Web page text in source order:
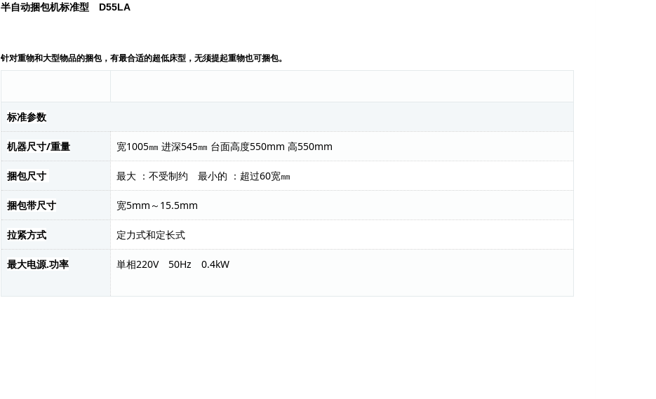
半自动捆包机标准型 D55LA
针对重物和大型物品的捆包，有最合适的超低床型，无须提起重物也可捆包。
标准参数
机器尺寸/重量 宽1005㎜ 进深545㎜ 台面高度550mm 高550mm
捆包尺寸 最大 ：不受制约 最小的 ：超过60宽㎜
捆包带尺寸 宽5mm～15.5mm
拉紧方式 定力式和定长式
最大电源.功率 単相220V 50Hz 0.4kW